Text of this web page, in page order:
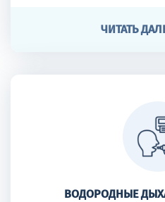
ЧИТАТЬ
ВОДОРОДНЫЕ